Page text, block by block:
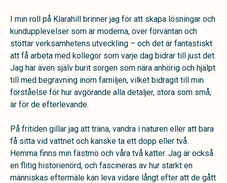
I min roll på Klarahill brinner jag för att skapa lösningar och
kundupplevelser som är moderna, över förväntan och
stöttar verksamhetens utveckling – och det är fantastiskt
att få arbeta med kollegor som varje dag bidrar till just det.
Jag har även själv burit sorgen som nära anhörig och hjälpt
till med begravning inom familjen, vilket bidragit till min
förståelse för hur avgörande alla detaljer, stora som små,
är för de efterlevande.
På fritiden gillar jag att träna, vandra i naturen eller att bara
få sitta vid vattnet och kanske ta ett dopp eller två.
Hemma finns min fästmö och våra två katter. Jag är också
en flitig historienörd, och fascineras av hur starkt en
människas eftermäle kan leva vidare långt efter att de gått